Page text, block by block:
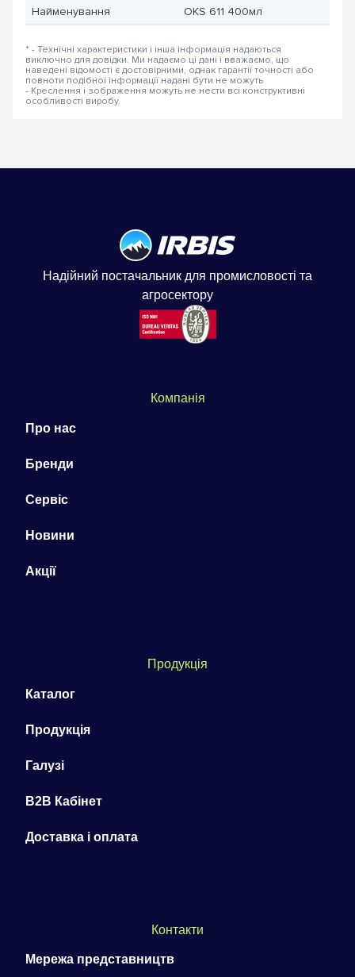
Найменування
OKS 611 400мл
* - Технічні характеристики і інша інформація надаються
виключно для довідки. Ми надаємо ці дані і вважаємо, що
наведені відомості є достовірними, однак гарантії точності або
повноти подібної інформації надані бути не можуть
- Креслення і зображення можуть не нести всі конструктивні
особливості виробу.
Надійний постачальник для промисловості та
агросектору
Компанія
Про нас
Бренди
Сервіс
Новини
Акції
Продукція
Каталог
Продукція
Галузі
B2B Кабінет
Доставка і оплата
Контакти
Мережа представництв